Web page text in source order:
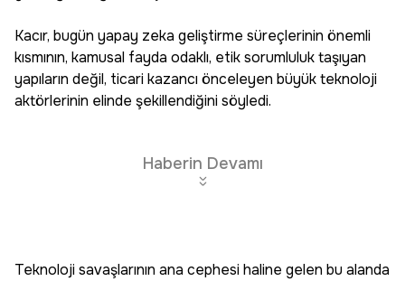
Kacır, bugün yapay zeka geliştirme süreçlerinin önemli
kısmının, kamusal fayda odaklı, etik sorumluluk taşıyan
yapıların değil, ticari kazancı önceleyen büyük teknoloji
aktörlerinin elinde şekillendiğini söyledi.
Haberin Devamı
Teknoloji savaşlarının ana cephesi haline gelen bu alanda